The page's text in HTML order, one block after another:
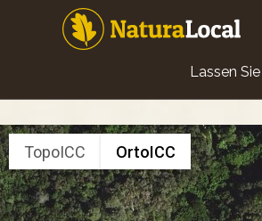
Main
Lassen
TopoICC OrtoICC